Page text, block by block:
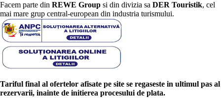
Facem parte din REWE Group si din divizia sa DER Touristik, cel
mai mare grup central-european din industria turismului.
Tariful final al ofertelor afisate pe site se regaseste in ultimul pas al
rezervarii, inainte de initierea procesului de plata.